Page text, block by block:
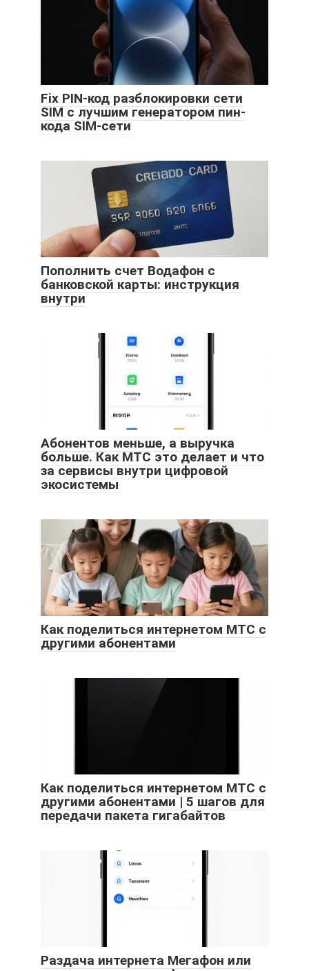
Fix PIN-код разблокировки сети
SIM с лучшим генератором пин-
кода SIM-сети
Пополнить счет Водафон с
банковской карты: инструкция
внутри
Абонентов меньше, а выручка
больше. Как МТС это делает и что
за сервисы внутри цифровой
экосистемы
Как поделиться интернетом МТС с
другими абонентами
Как поделиться интернетом МТС с
другими абонентами | 5 шагов для
передачи пакета гигабайтов
Раздача интернета Мегафон или